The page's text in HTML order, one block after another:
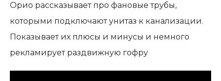
Орио рассказывает про фановые трубы,
которыми подключают унитаз к канализации.
Показывает их плюсы и минусы и немного
рекламирует раздвижную гофру